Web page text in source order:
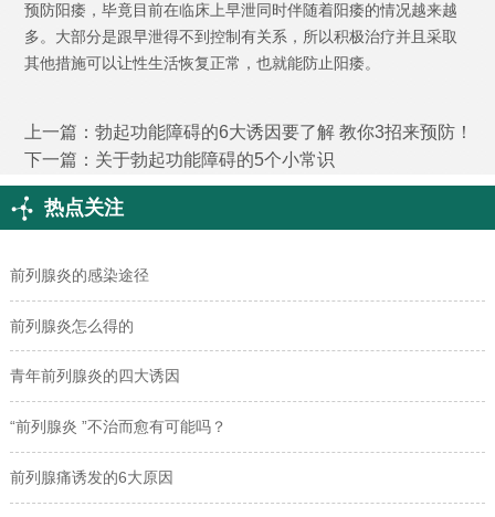
预防阳痿，毕竟目前在临床上早泄同时伴随着阳痿的情况越来越
多。大部分是跟早泄得不到控制有关系，所以积极治疗并且采取
其他措施可以让性生活恢复正常，也就能防止阳痿。
上一篇：勃起功能障碍的6大诱因要了解 教你3招来预防！
下一篇： 关于勃起功能障碍的5个小常识
热点关注
前列腺炎的感染途径
前列腺炎怎么得的
青年前列腺炎的四大诱因
“前列腺炎 ”不治而愈有可能吗？
前列腺痛诱发的6大原因